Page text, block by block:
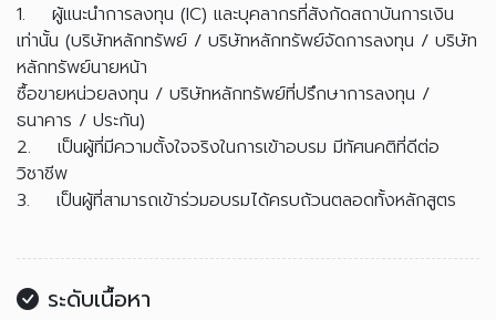
1. ผู้แนะนำการลงทุน (IC) และบุคลากรที่สังกัดสถาบันการเงิน
เท่านั้น (บริษัทหลักทรัพย์ / บริษัทหลักทรัพย์จัดการลงทุน / บริษัท
หลักทรัพย์นายหน้า
ซื้อขายหน่วยลงทุน / บริษัทหลักทรัพย์ที่ปรึกษาการลงทุน /
ธนาคาร / ประกัน)
2. เป็นผู้ที่มีความตั้งใจจริงในการเข้าอบรม มีทัศนคติที่ดีต่อ
วิชาชีพ
3. เป็นผู้ที่สามารถเข้าร่วมอบรมได้ครบถ้วนตลอดทั้งหลักสูตร
ระดับเนื้อหา